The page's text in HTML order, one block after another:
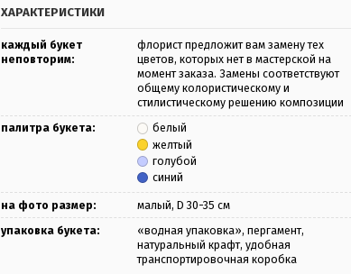
ХАРАКТЕРИСТИКИ
каждый букет
неповторим:
флорист предложит вам замену тех
цветов, которых нет в мастерской на
момент заказа. Замены соответствуют
общему колористическому и
стилистическому решению композиции
палитра букета:
белый
желтый
голубой
синий
на фото размер:
малый, D 30-35 см
упаковка букета:
«водная упаковка», пергамент,
натуральный крафт, удобная
транспортировочная коробка